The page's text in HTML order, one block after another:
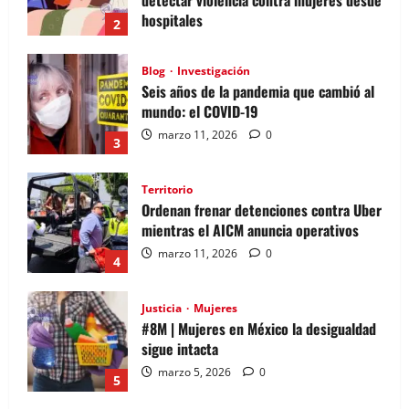
3 marzo 11, 2026
4
Territorio
Ordenan frenar detenciones contra Uber
mientras el AICM anuncia operativos
marzo 11, 2026 0
5
Justicia
#8M | Mujeres en México la desigualdad
sigue intacta
marzo 5, 2026 0
1
Blog Mujeres Territorio
Lanzan programa de salud en
comunidades indígenas de Chiapas
marzo 31, 2026